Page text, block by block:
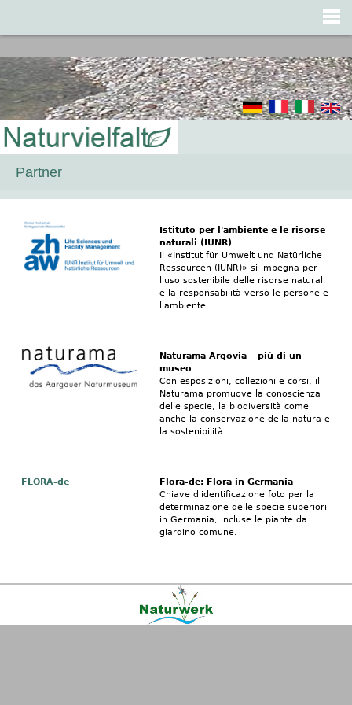
Partner
Istituto per l'ambiente e le risorse
naturali (IUNR)
Il «Institut für Umwelt und Natürliche
Ressourcen (IUNR)» si impegna per
l'uso sostenibile delle risorse naturali
e la responsabilità verso le persone e
l'ambiente.
Naturama Argovia – più di un
museo
Con esposizioni, collezioni e corsi, il
Naturama promuove la conoscienza
delle specie, la biodiversità come
anche la conservazione della natura e
la sostenibilità.
FLORA-de
Flora-de: Flora in Germania
Chiave d'identificazione foto per la
determinazione delle specie superiori
in Germania, incluse le piante da
giardino comune.
|AGB|